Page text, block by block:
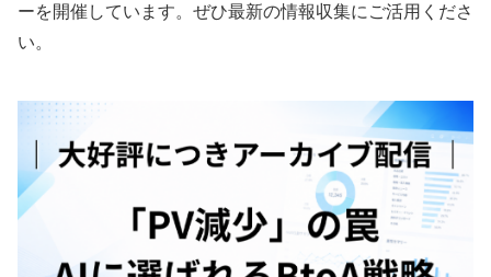
ーを開催しています。ぜひ最新の情報収集にご活用くださ
い。